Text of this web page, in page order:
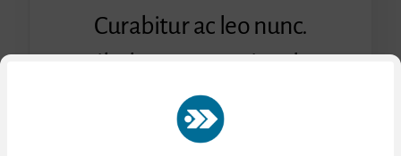
Curabitur ac leo nunc.
Vestibulum et mauris vel ante
finibus maximus.